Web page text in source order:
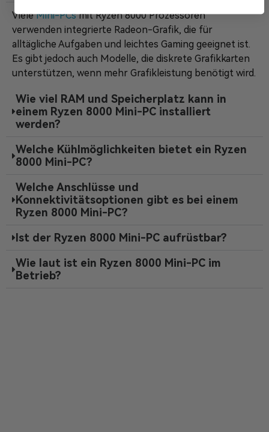
VieleMini-PCsmit Ryzen 8000 Prozessoren
verwenden integrierte Radeon-Grafik, die für
alltägliche Aufgaben und leichtes Gaming geeignet ist.
Es gibt jedoch auch Modelle, die diskrete Grafikkarten
unterstützen, wenn mehr Grafikleistung benötigt wird.
Wie viel RAM und Speicherplatz kann in
einem Ryzen 8000 Mini-PC installiert
werden?
Welche Kühlmöglichkeiten bietet ein Ryzen
8000 Mini-PC?
Welche Anschlüsse und
Konnektivitätsoptionen gibt es bei einem
Ryzen 8000 Mini-PC?
Ist der Ryzen 8000 Mini-PC aufrüstbar?
Wie laut ist ein Ryzen 8000 Mini-PC im
Betrieb?